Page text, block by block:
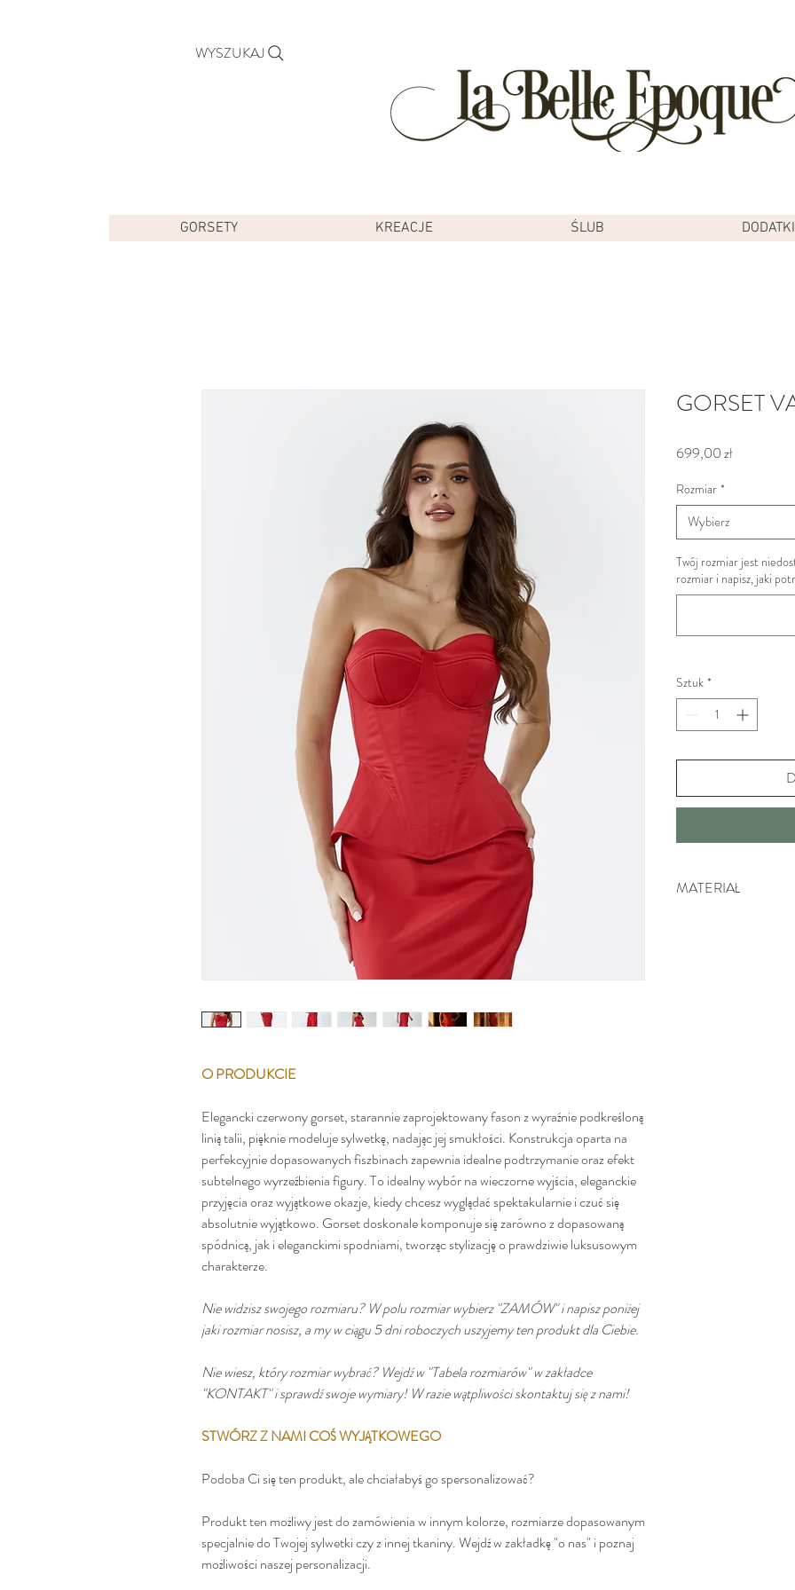
WYSZUKAJ
GORSETY KREACJE ŚLUB DODATKI
O PRODUKCIE
Elegancki czerwony gorset, starannie zaprojektowany fason z wyraźnie podkreśloną
linią talii, pięknie modeluje sylwetkę, nadając jej smukłości. Konstrukcja oparta na
perfekcyjnie dopasowanych fiszbinach zapewnia idealne podtrzymanie oraz efekt
subtelnego wyrzeźbienia figury. To idealny wybór na wieczorne wyjścia, eleganckie
przyjęcia oraz wyjątkowe okazje, kiedy chcesz wyglądać spektakularnie i czuć się
absolutnie wyjątkowo. Gorset doskonale komponuje się zarówno z dopasowaną
spódnicą, jak i eleganckimi spodniami, tworząc stylizację o prawdziwie luksusowym
charakterze.
Nie widzisz swojego rozmiaru? W polu rozmiar wybierz "ZAMÓW" i napisz poniżej
jaki rozmiar nosisz, a my w ciągu 5 dni roboczych uszyjemy ten produkt dla Ciebie.
Nie wiesz, który rozmiar wybrać? Wejdź w "Tabela rozmiarów" w zakładce
"KONTAKT" i sprawdź swoje wymiary! W razie wątpliwości skontaktuj się z nami!
STWÓRZ Z NAMI COŚ WYJĄTKOWEGO
Podoba Ci się ten produkt, ale chciałabyś go spersonalizować?
Produkt ten możliwy jest do zamówienia w innym kolorze, rozmiarze dopasowanym
specjalnie do Twojej sylwetki czy z innej tkaniny. Wejdź w zakładkę "o nas" i poznaj
możliwości naszej personalizacji.
GORSET
699,00 złCena
Rozmiar *
Wybierz
Twój rozmiar jest
rozmiar i napisz, jaki
Sztuk *
MATERIAŁ